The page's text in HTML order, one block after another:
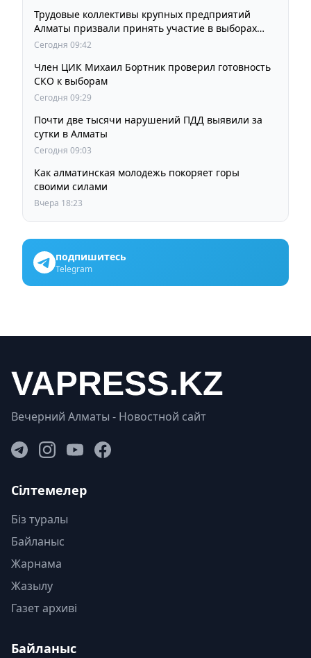
Трудовые коллективы крупных предприятий
Алматы призвали принять участие в выборах
членов Курултая
Сегодня 09:42
Член ЦИК Михаил Бортник проверил готовность
СКО к выборам
Сегодня 09:29
Почти две тысячи нарушений ПДД выявили за
сутки в Алматы
Сегодня 09:03
Как алматинская молодежь покоряет горы
своими силами
Вчера 18:23
подпишитесь
Telegram
Вечерний Алматы - Новостной сайт
Сілтемелер
Біз туралы
Байланыс
Жарнама
Жазылу
Газет архиві
Байланыс